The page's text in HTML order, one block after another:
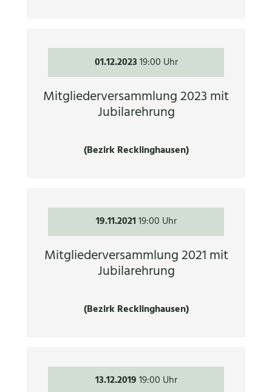
01.12.202319:00 Uhr
Mitgliederversammlung 2023 mit
Jubilarehrung
(Bezirk Recklinghausen)
19.11.202119:00 Uhr
Mitgliederversammlung 2021 mit
Jubilarehrung
(Bezirk Recklinghausen)
13.12.201919:00 Uhr